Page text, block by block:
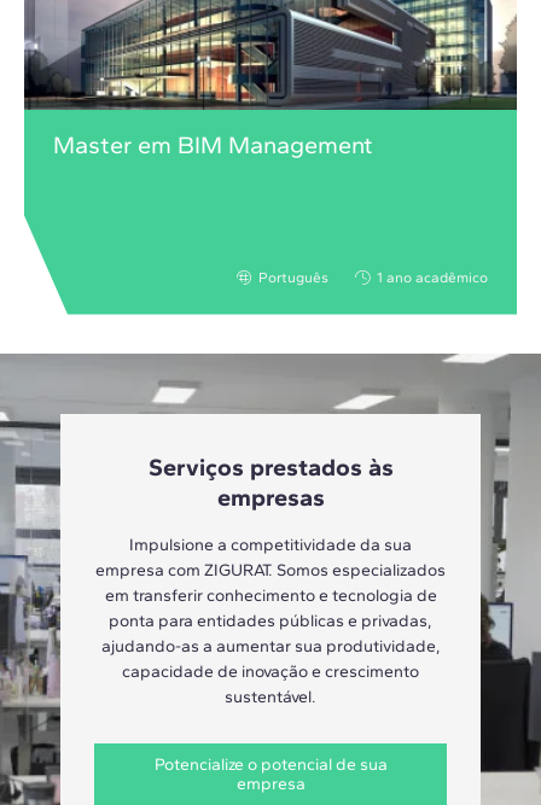
Master em BIM Management
Português 1 ano acadêmico
Serviços prestados às
empresas
Impulsione a competitividade da sua
empresa com ZIGURAT. Somos especializados
em transferir conhecimento e tecnologia de
ponta para entidades públicas e privadas,
ajudando-as a aumentar sua produtividade,
capacidade de inovação e crescimento
sustentável.
Potencialize o potencial de sua
empresa